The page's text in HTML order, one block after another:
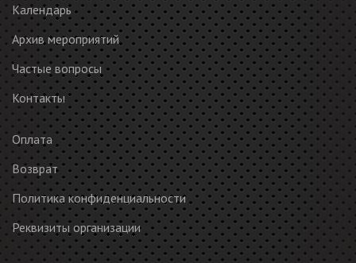
Календарь
Архив мероприятий
Частые вопросы
Контакты
Оплата
Возврат
Политика конфиденциальности
Реквизиты организации